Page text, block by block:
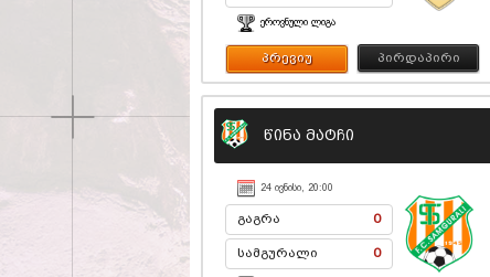
ᲔᲠᲝᲕᲜᲣᲚᲘ ᲚᲘᲒᲐ
პრევიუ პირდაპირი
წინა მატჩი
24 ᲘᲕᲜᲘᲡᲘ, 20:00
გაგრა 0
სამგურალი 0